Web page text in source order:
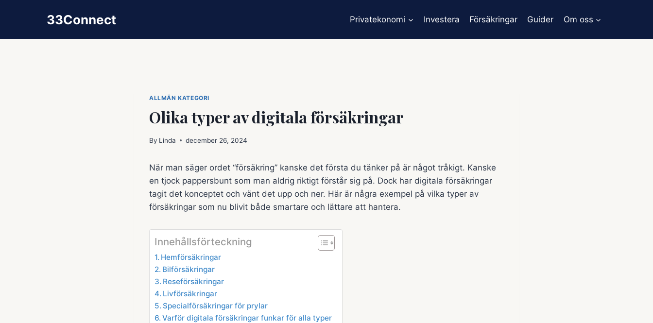
33Connect Privatekonomi Investera Försäkringar Guider Om oss
ALLMÄN KATEGORI
Olika typer av digitala försäkringar
By Linda december 26, 2024
När man säger ordet “försäkring” kanske det första du tänker på är något tråkigt. Kanske
en tjock pappersbunt som man aldrig riktigt förstår sig på. Dock har digitala försäkringar
tagit det konceptet och vänt det upp och ner. Här är några exempel på vilka typer av
försäkringar som nu blivit både smartare och lättare att hantera.
Innehållsförteckning
Hemförsäkringar
Bilförsäkringar
Reseförsäkringar
Livförsäkringar
Specialförsäkringar för prylar
Varför digitala försäkringar funkar för alla typer